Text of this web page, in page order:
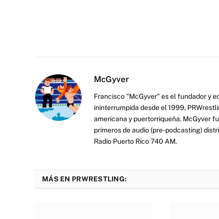
McGyver
Francisco "McGyver" es el fundador y
ininterrumpida desde el 1999,
americana y puertorriqueña. McGyver
primeros de audio (pre-podcasting)
Radio Puerto Rico 740 AM.
MÁS EN PRWRESTLING: